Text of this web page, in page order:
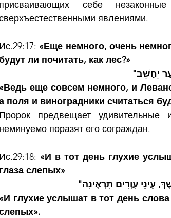
присваивающих себе
явлениями.
Ис.29:17: «Еще немного, очень
ли почитать, как лес?»
יֵחָשֵׁב"
«Ведь еще совсем немного, и
поля и виноградники считаться
Пророк предвещает
неминуемо поразят его сограждан.
Ис.29:18: «И в тот день глухие
глаза слепых»
עֵינֵי עִוְרִים תִּרְאֶינָה"
«И глухие услышат в тот день